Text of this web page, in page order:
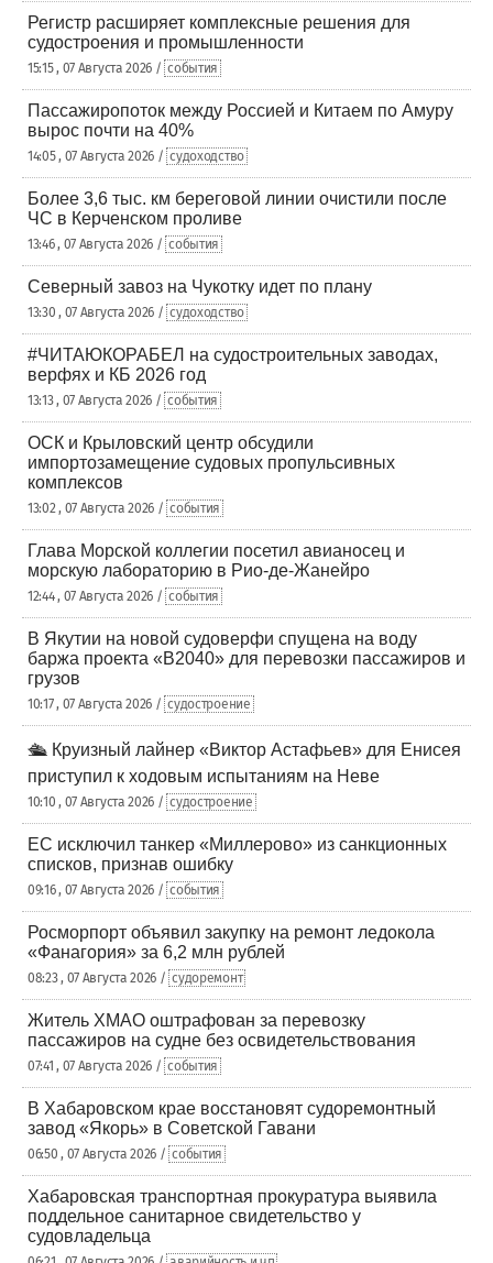
Регистр расширяет комплексные решения для
судостроения и промышленности
15:15 , 07 Августа 2026 / события
Пассажиропоток между Россией и Китаем по Амуру
вырос почти на 40%
14:05 , 07 Августа 2026 / судоходство
Более 3,6 тыс. км береговой линии очистили после
ЧС в Керченском проливе
13:46 , 07 Августа 2026 / события
Северный завоз на Чукотку идет по плану
13:30 , 07 Августа 2026 / судоходство
#ЧИТАЮКОРАБЕЛ на судостроительных заводах,
верфях и КБ 2026 год
13:13 , 07 Августа 2026 / события
ОСК и Крыловский центр обсудили
импортозамещение судовых пропульсивных
комплексов
13:02 , 07 Августа 2026 / события
Глава Морской коллегии посетил авианосец и
морскую лабораторию в Рио-де-Жанейро
12:44 , 07 Августа 2026 / события
В Якутии на новой судоверфи спущена на воду
баржа проекта «В2040» для перевозки пассажиров и
грузов
10:17 , 07 Августа 2026 / судостроение
🛳️ Круизный лайнер «Виктор Астафьев» для Енисея
приступил к ходовым испытаниям на Неве
10:10 , 07 Августа 2026 / судостроение
ЕС исключил танкер «Миллерово» из санкционных
списков, признав ошибку
09:16 , 07 Августа 2026 / события
Росморпорт объявил закупку на ремонт ледокола
«Фанагория» за 6,2 млн рублей
08:23 , 07 Августа 2026 / судоремонт
Житель ХМАО оштрафован за перевозку
пассажиров на судне без освидетельствования
07:41 , 07 Августа 2026 / события
В Хабаровском крае восстановят судоремонтный
завод «Якорь» в Советской Гавани
06:50 , 07 Августа 2026 / события
Хабаровская транспортная прокуратура выявила
поддельное санитарное свидетельство у
судовладельца